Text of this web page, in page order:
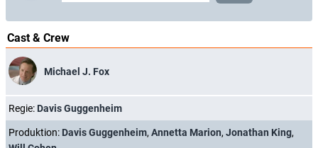
Cast & Crew
Michael J. Fox
Regie: Davis Guggenheim
Produktion: Davis Guggenheim, Annetta Marion, Jonathan King,